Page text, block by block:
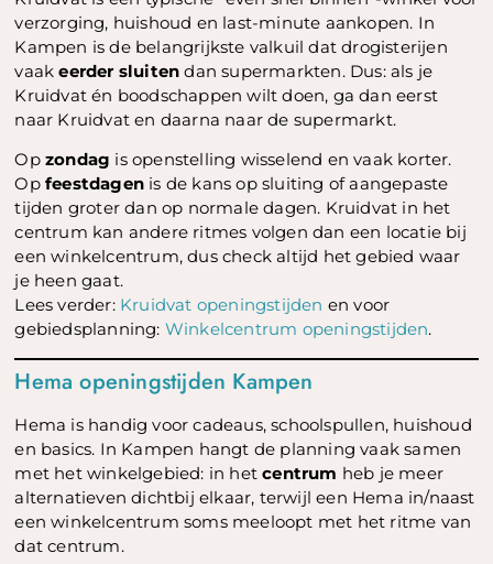
verzorging, huishoud en last-minute aankopen. In
Kampen is de belangrijkste valkuil dat drogisterijen
vaakeerder sluiten dan supermarkten. Dus: als je
Kruidvat én boodschappen wilt doen, ga dan eerst
naar Kruidvat en daarna naar de supermarkt.
Opzondag is openstelling wisselend en vaak korter.
Opfeestdagen is de kans op sluiting of aangepaste
tijden groter dan op normale dagen. Kruidvat in het
centrum kan andere ritmes volgen dan een locatie bij
een winkelcentrum, dus check altijd het gebied waar
je heen gaat.
Lees verder: Kruidvat openingstijden en voor
gebiedsplanning: Winkelcentrum openingstijden.
Hema openingstijden Kampen
Hema is handig voor cadeaus, schoolspullen, huishoud
en basics. In Kampen hangt de planning vaak samen
met het winkelgebied: in hetcentrum heb je meer
alternatieven dichtbij elkaar, terwijl een Hema in/naast
een winkelcentrum soms meeloopt met het ritme van
dat centrum.